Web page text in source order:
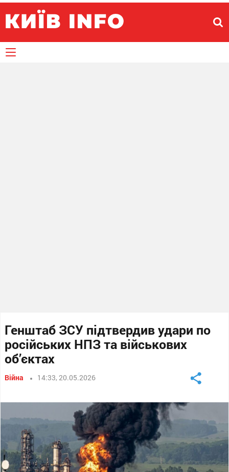
Генштаб ЗСУ підтвердив удари по
російських НПЗ та військових
об’єктах
Війна 14:33, 20.05.2026